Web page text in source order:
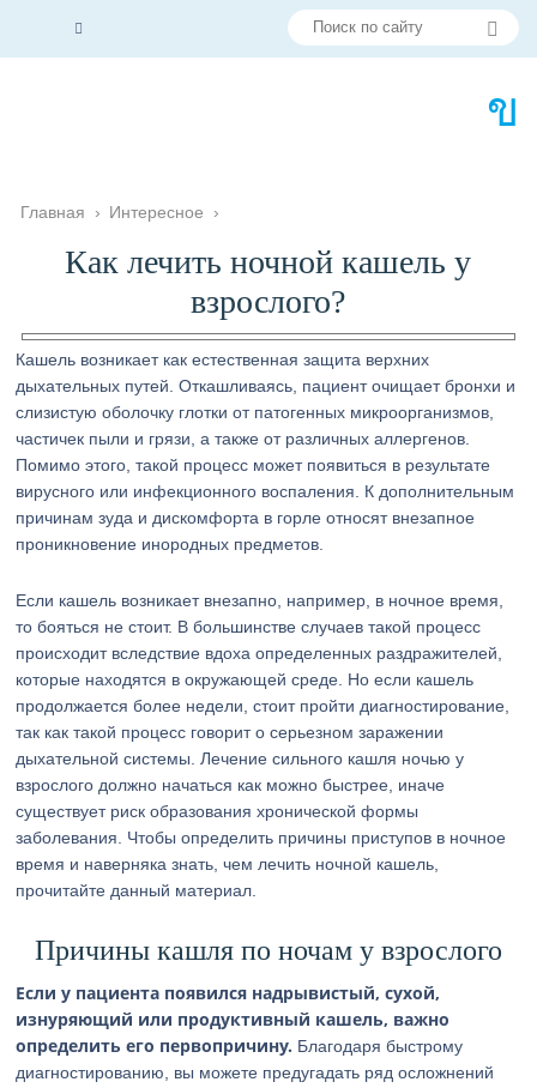
Главная › Интересное ›
Как лечить ночной кашель у
взрослого?
Кашель возникает как естественная защита верхних
дыхательных путей. Откашливаясь, пациент очищает бронхи и
слизистую оболочку глотки от патогенных микроорганизмов,
частичек пыли и грязи, а также от различных аллергенов.
Помимо этого, такой процесс может появиться в результате
вирусного или инфекционного воспаления. К дополнительным
причинам зуда и дискомфорта в горле относят внезапное
проникновение инородных предметов.
Если кашель возникает внезапно, например, в ночное время,
то бояться не стоит. В большинстве случаев такой процесс
происходит вследствие вдоха определенных раздражителей,
которые находятся в окружающей среде. Но если кашель
продолжается более недели, стоит пройти диагностирование,
так как такой процесс говорит о серьезном заражении
дыхательной системы. Лечение сильного кашля ночью у
взрослого должно начаться как можно быстрее, иначе
существует риск образования хронической формы
заболевания. Чтобы определить причины приступов в ночное
время и наверняка знать, чем лечить ночной кашель,
прочитайте данный материал.
Причины кашля по ночам у взрослого
Если у пациента появился надрывистый, сухой,
изнуряющий или продуктивный кашель, важно
определить его первопричину. Благодаря быстрому
диагностированию, вы можете предугадать ряд осложнений